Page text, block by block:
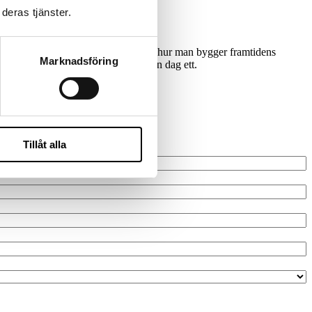
tjänster.
Marknadsföring
Tillåt alla
som är efterfrågade och hur man bygger framtidens
och förmågan att skapa värde från dag ett.